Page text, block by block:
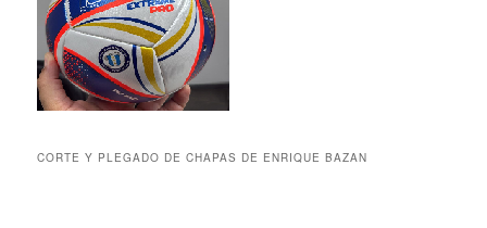
CORTE Y PLEGADO DE CHAPAS DE ENRIQUE BAZAN